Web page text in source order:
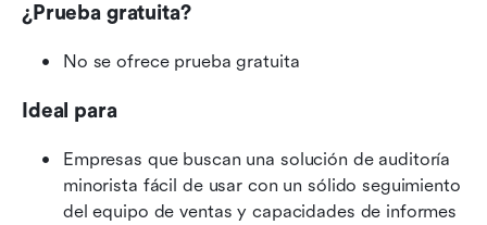
¿Prueba gratuita?
No se ofrece prueba gratuita
Ideal para
Empresas que buscan una solución de auditoría
minorista fácil de usar con un sólido seguimiento
del equipo de ventas y capacidades de informes